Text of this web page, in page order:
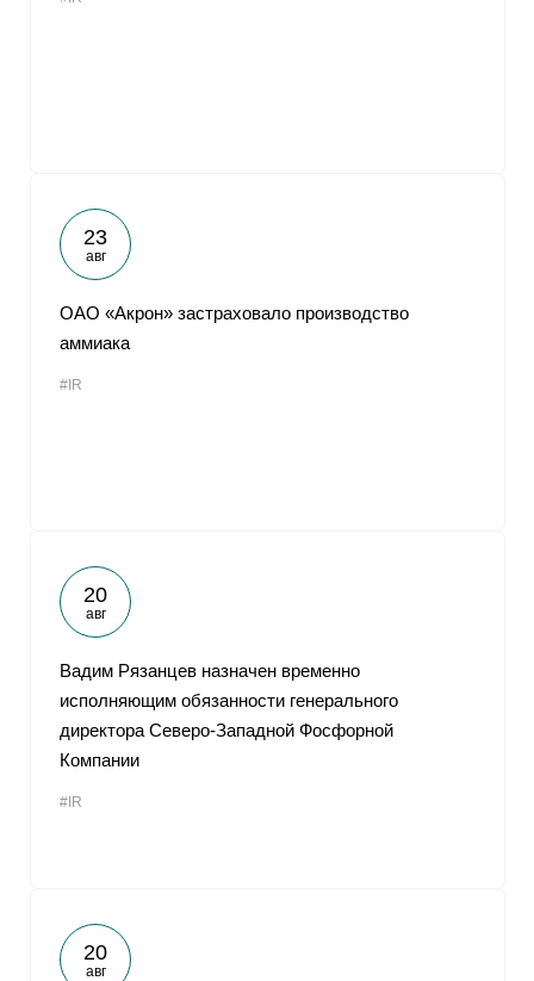
23
авг
ОАО «Акрон» застраховало производство
аммиака
#IR
20
авг
Вадим Рязанцев назначен временно
исполняющим обязанности генерального
директора Северо-Западной Фосфорной
Компании
#IR
20
авг